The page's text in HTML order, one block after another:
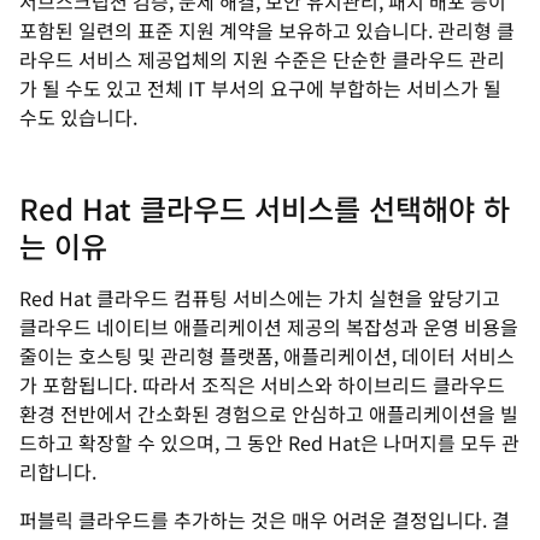
포함된 일련의 표준 지원 계약을 보유하고 있습니다. 관리형 클
라우드 서비스 제공업체의 지원 수준은 단순한 클라우드 관리
가 될 수도 있고 전체 IT 부서의 요구에 부합하는 서비스가 될
수도 있습니다.
Red Hat 클라우드 서비스를 선택해야 하
는 이유
Red Hat 클라우드 컴퓨팅 서비스에는 가치 실현을 앞당기고
클라우드 네이티브 애플리케이션 제공의 복잡성과 운영 비용을
줄이는 호스팅 및 관리형 플랫폼, 애플리케이션, 데이터 서비스
가 포함됩니다. 따라서 조직은 서비스와 하이브리드 클라우드
환경 전반에서 간소화된 경험으로 안심하고 애플리케이션을 빌
드하고 확장할 수 있으며, 그 동안 Red Hat은 나머지를 모두 관
리합니다.
퍼블릭 클라우드를 추가하는 것은 매우 어려운 결정입니다. 결